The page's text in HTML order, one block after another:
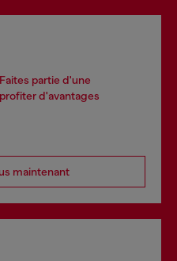
partie d'une
d'avantages
maintenant